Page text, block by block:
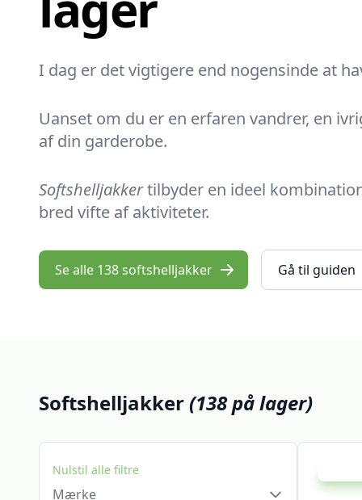
I dag er detvigtigere end nogensinde at
Uanset om du er en erfaren vandrer, en
af din garderobe.
Softshelljakkertilbyder en ideel
bred vifte af aktiviteter.
Se alle 138 softshelljakker Gå til guiden
Softshelljakker(138 på lager)
Nulstil alle filtre
Mærke